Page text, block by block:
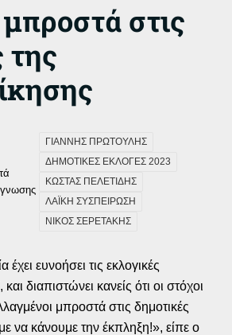
στις
της
ΓΙΑΝΝΗΣ ΠΡΩΤΟΥΛΗΣ
ΔΗΜΟΤΙΚΕΣ ΕΚΛΟΓΕΣ 2023
ΚΩΣΤΑΣ ΠΕΛΕΤΙΔΗΣ
ΛΑΪΚΗ ΣΥΣΠΕΙΡΩΣΗ
ΝΙΚΟΣ ΣΕΡΕΤΑΚΗΣ
έχει ευνοήσει τις εκλογικές
διαπιστώνει κανείς ότι οι στόχοι
μπροστά στις δημοτικές
να κάνουμε την έκπληξη!», είπε ο